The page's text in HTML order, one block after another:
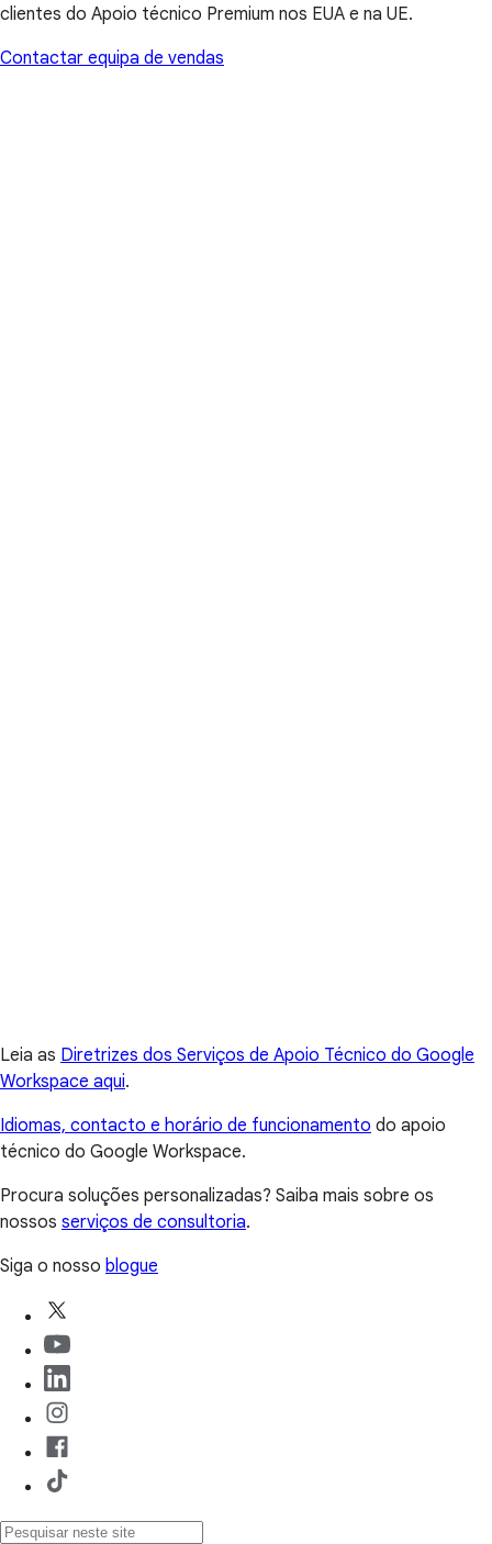
clientes do Apoio técnico Premium nos EUA e na UE.
Contactar equipa de vendas
Leia as Diretrizes dos Serviços de Apoio Técnico do Google
Workspace aqui.
Idiomas, contacto e horário de funcionamento do apoio
técnico do Google Workspace.
Procura soluções personalizadas? Saiba mais sobre os
nossos serviços de consultoria.
Siga o nosso blogue